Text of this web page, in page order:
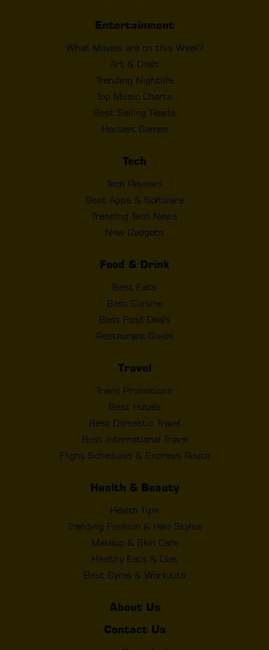
Entertainment
What Movies are on this Week?
Art & Craft
Trending Nightlife
Top Music Charts
Best Selling Reads
Hottest Games
Tech
Tech Reviews
Best Apps & Software
Trending Tech News
New Gadgets
Food & Drink
Best Eats
Best Cuisine
Best Food Deals
Restaurant Guide
Travel
Travel Promotions
Best Hotels
Best Domestic Travel
Best International Travel
Flight Schedules & Express Route
Health & Beauty
Health Tips
Trending Fashion & Hair Styles
Makeup & Skin Care
Healthy Eats & Diet
Best Gyms & Workouts
About Us
Contact Us